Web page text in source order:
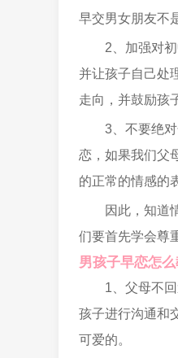
早交男女朋友不
2、加强对
并让孩子自己处
走向，并鼓励孩
3、不要绝
恋，如果我们父
的正常的情感的
因此，知道
们要首先学会尊
男孩子早恋怎
1、父母不
孩子进行沟通和
可爱的。